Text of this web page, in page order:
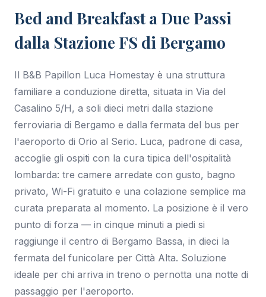
Bed and Breakfast a Due Passi
dalla Stazione FS di Bergamo
Il B&B Papillon Luca Homestay è una struttura
familiare a conduzione diretta, situata in Via del
Casalino 5/H, a soli dieci metri dalla stazione
ferroviaria di Bergamo e dalla fermata del bus per
l'aeroporto di Orio al Serio. Luca, padrone di casa,
accoglie gli ospiti con la cura tipica dell'ospitalità
lombarda: tre camere arredate con gusto, bagno
privato, Wi-Fi gratuito e una colazione semplice ma
curata preparata al momento. La posizione è il vero
punto di forza — in cinque minuti a piedi si
raggiunge il centro di Bergamo Bassa, in dieci la
fermata del funicolare per Città Alta. Soluzione
ideale per chi arriva in treno o pernotta una notte di
passaggio per l'aeroporto.